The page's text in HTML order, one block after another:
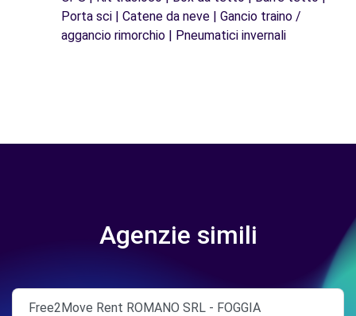
Porta sci | Catene da neve | Gancio traino /
aggancio rimorchio | Pneumatici invernali
Agenzie simili
Free2Move Rent ROMANO SRL - FOGGIA